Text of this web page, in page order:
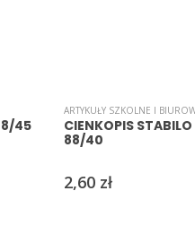
45
ARTYKUŁY SZKOLNE I
CIENKOPIS
88/40
2,60 zł